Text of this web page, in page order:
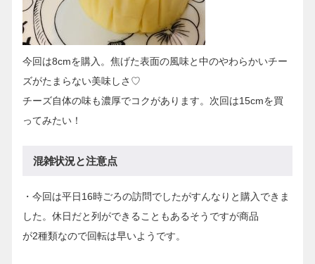
今回は8cmを購入。焦げた表面の風味と中のやわらかいチー
ズがたまらない美味しさ♡
チーズ自体の味も濃厚でコクがあります。次回は15cmを買
ってみたい！
混雑状況と注意点
・今回は平日16時ごろの訪問でしたがすんなりと購入できま
した。休日だと列ができることもあるそうですが商品
が2種類なので回転は早いようです。